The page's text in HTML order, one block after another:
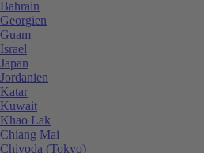
Bahrain
Georgien
Guam
Israel
Japan
Jordanien
Katar
Kuwait
Khao Lak
Chiang Mai
Chiyoda (Tokyo)